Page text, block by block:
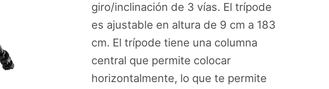
giro/inclinación de 3 vías. El trípode
es ajustable en altura de 9 cm a 183
cm. El trípode tiene una columna
central que permite colocar
horizontalmente, lo que te permite